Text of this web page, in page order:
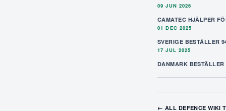
09 JUN 2026
CAMATEC HJÄLPER
01 DEC 2025
SVERIGE BESTÄLLER
17 JUL 2025
DANMARK BESTÄLLER
← ALL DEFENCE WIKI